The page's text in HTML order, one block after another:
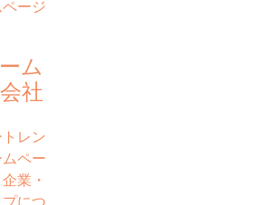
ム
社
レン
ムペー
業・
につ